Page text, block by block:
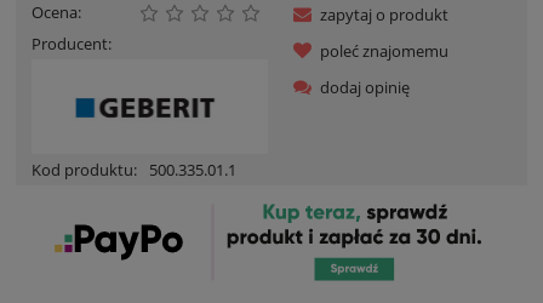
Ocena:
Producent:
Kod produktu: 500.335.01.1
zapytaj o produkt
poleć znajomemu
dodaj opinię